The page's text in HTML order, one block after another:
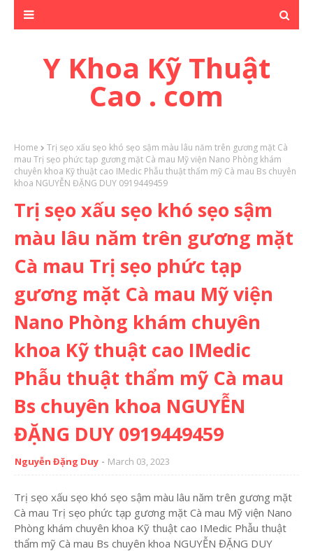
Y Khoa Kỹ Thuật
Cao . com
Home
Trị sẹo xấu sẹo khó sẹo sậm màu lâu năm trên gương mặt Cà
mau Trị sẹo phức tạp gương mặt Cà mau Mỹ viện Nano Phòng khám
chuyên khoa Kỹ thuật cao IMedic Phẫu thuật thẩm mỹ Cà mau Bs chuyên
khoa NGUYỄN ĐẶNG DUY 0919449459
Trị sẹo xấu sẹo khó sẹo sậm
màu lâu năm trên gương mặt
Cà mau Trị sẹo phức tạp
gương mặt Cà mau Mỹ viện
Nano Phòng khám chuyên
khoa Kỹ thuật cao IMedic
Phẫu thuật thẩm mỹ Cà mau
Bs chuyên khoa NGUYỄN
ĐẶNG DUY 0919449459
Nguyễn Đặng Duy March 03, 2023
Trị sẹo xấu sẹo khó sẹo sậm màu lâu năm trên gương mặt
Cà mau Trị sẹo phức tạp gương mặt Cà mau Mỹ viện Nano
Phòng khám chuyên khoa Kỹ thuật cao IMedic Phẫu thuật
thẩm mỹ Cà mau Bs chuyên khoa NGUYỄN ĐẶNG DUY